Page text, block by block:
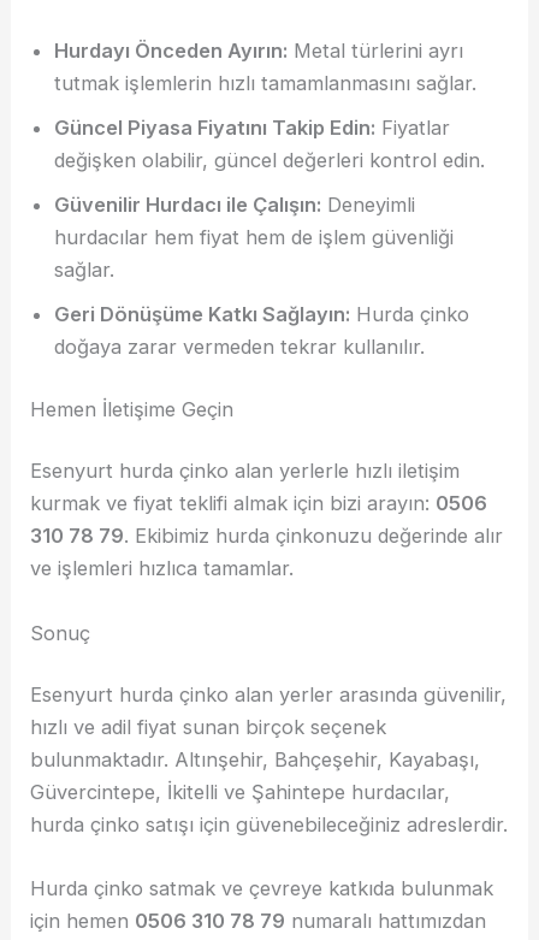
Hurdayı Önceden Ayırın: Metal türlerini ayrı
tutmak işlemlerin hızlı tamamlanmasını sağlar.
Güncel Piyasa Fiyatını Takip Edin: Fiyatlar
değişken olabilir, güncel değerleri kontrol edin.
Güvenilir Hurdacı ile Çalışın: Deneyimli
hurdacılar hem fiyat hem de işlem güvenliği
sağlar.
Geri Dönüşüme Katkı Sağlayın: Hurda çinko
doğaya zarar vermeden tekrar kullanılır.
Hemen İletişime Geçin
Esenyurt hurda çinko alan yerlerle hızlı iletişim
kurmak ve fiyat teklifi almak için bizi arayın: 0506
310 78 79. Ekibimiz hurda çinkonuzu değerinde alır
ve işlemleri hızlıca tamamlar.
Sonuç
Esenyurt hurda çinko alan yerler arasında güvenilir,
hızlı ve adil fiyat sunan birçok seçenek
bulunmaktadır. Altınşehir, Bahçeşehir, Kayabaşı,
Güvercintepe, İkitelli ve Şahintepe hurdacılar,
hurda çinko satışı için güvenebileceğiniz adreslerdir.
Hurda çinko satmak ve çevreye katkıda bulunmak
için hemen 0506 310 78 79 numaralı hattımızdan